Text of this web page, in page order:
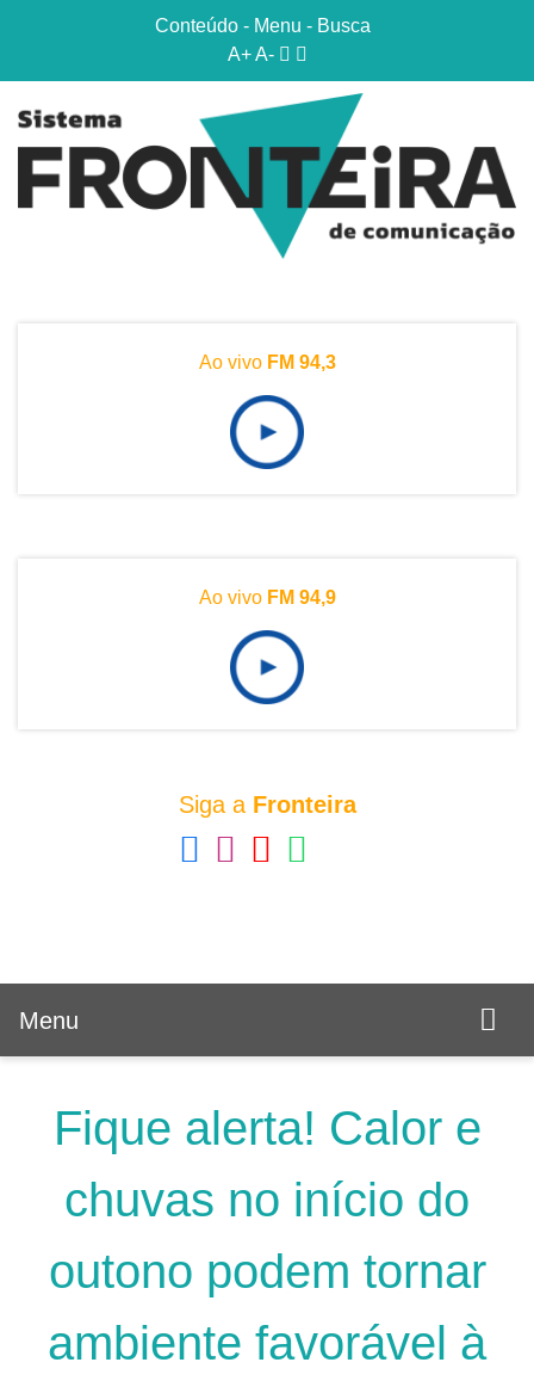
Conteúdo - Menu - Busca
A+ A-
Ao vivo FM 94,3
Ao vivo FM 94,9
Siga a Fronteira
Menu
Fique alerta! Calor e
chuvas no início do
outono podem tornar
ambiente favorável à